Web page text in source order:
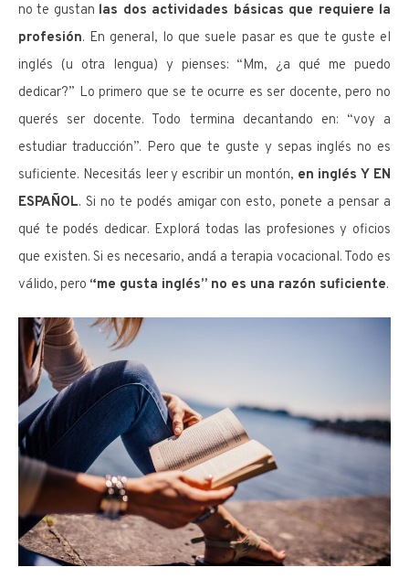
no te gustan las dos actividades básicas que requiere la
profesión. En general, lo que suele pasar es que te guste el
inglés (u otra lengua) y pienses: “Mm, ¿a qué me puedo
dedicar?” Lo primero que se te ocurre es ser docente, pero no
querés ser docente. Todo termina decantando en: “voy a
estudiar traducción”. Pero que te guste y sepas inglés no es
suficiente. Necesitás leer y escribir un montón, en inglés Y EN
ESPAÑOL. Si no te podés amigar con esto, ponete a pensar a
qué te podés dedicar. Explorá todas las profesiones y oficios
que existen. Si es necesario, andá a terapia vocacional. Todo es
válido, pero “me gusta inglés” no es una razón suficiente.